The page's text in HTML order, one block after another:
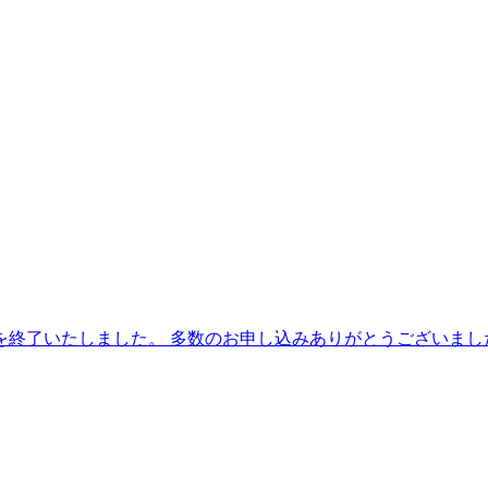
了いたしました。 多数のお申し込みありがとうございま